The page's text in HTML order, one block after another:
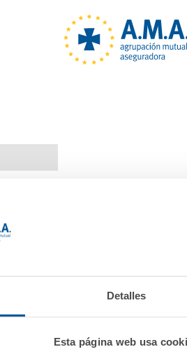
Detalles
Esta página web usa